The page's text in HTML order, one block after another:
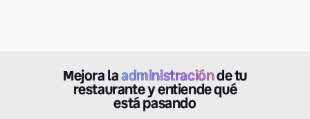
Mejora laadministraciónde tu
restaurante y entiende qué
está pasando